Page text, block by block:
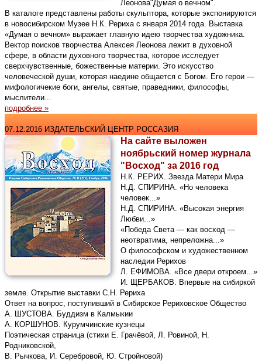
Леонова"Думая о вечном".
В каталоге представлены работы скульптора, которые экспонируются
в новосибирском Музее Н.К. Рериха с января 2014 года. Выставка
«Думая о вечном» выражает главную идею творчества художника.
Вектор поисков творчества Алексея Леонова лежит в духовной
сфере, в области духовного творчества, которое исследует
сверхчувственные, божественные материи. Это искусство
человеческой души, которая наедине общается с Богом. Его герои —
мифологичекие боги, ангелы, святые, праведники, философы,
мыслители...
подробнее »
07.12.2016 ИЗДАТЕЛЬСКИЙ ЦЕНТР РОССАЗИЯ
На сайте выложен
ноябрьский номер журнала
"Восход" за 2016 год
Н.К. РЕРИХ. Звезда Матери Мира
Н.Д. СПИРИНА. «Но человека
человек...»
Н.Д. СПИРИНА. «Высокая энергия
Любви...»
«Победа Света — как восход —
неотвратима, непреложна...»
О философском и художественном
наследии Рерихов
Л. ЕФИМОВА. «Все двери откроем...»
И. ЩЕРБАКОВ. Впервые на сибиркой
земле. Открытие выставки С.Н. Рериха
Ответ на вопрос, поступивший в Сибирское Рериховское Общество
А. ШУСТОВА. Буддизм в Калмыкии
А. КОРШУНОВ. Курумчинские кузнецы
Поэтическая страница (стихи Е. Грачёвой, Л. Ровиной, Н.
Родниковской,
В. Рычкова, И. Серебровой, Ю. Стройновой)